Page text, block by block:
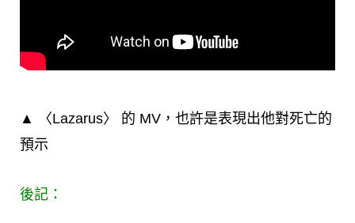
▲ 〈Lazarus〉 的 MV，也許是表現出他對死亡的
預示
後記：